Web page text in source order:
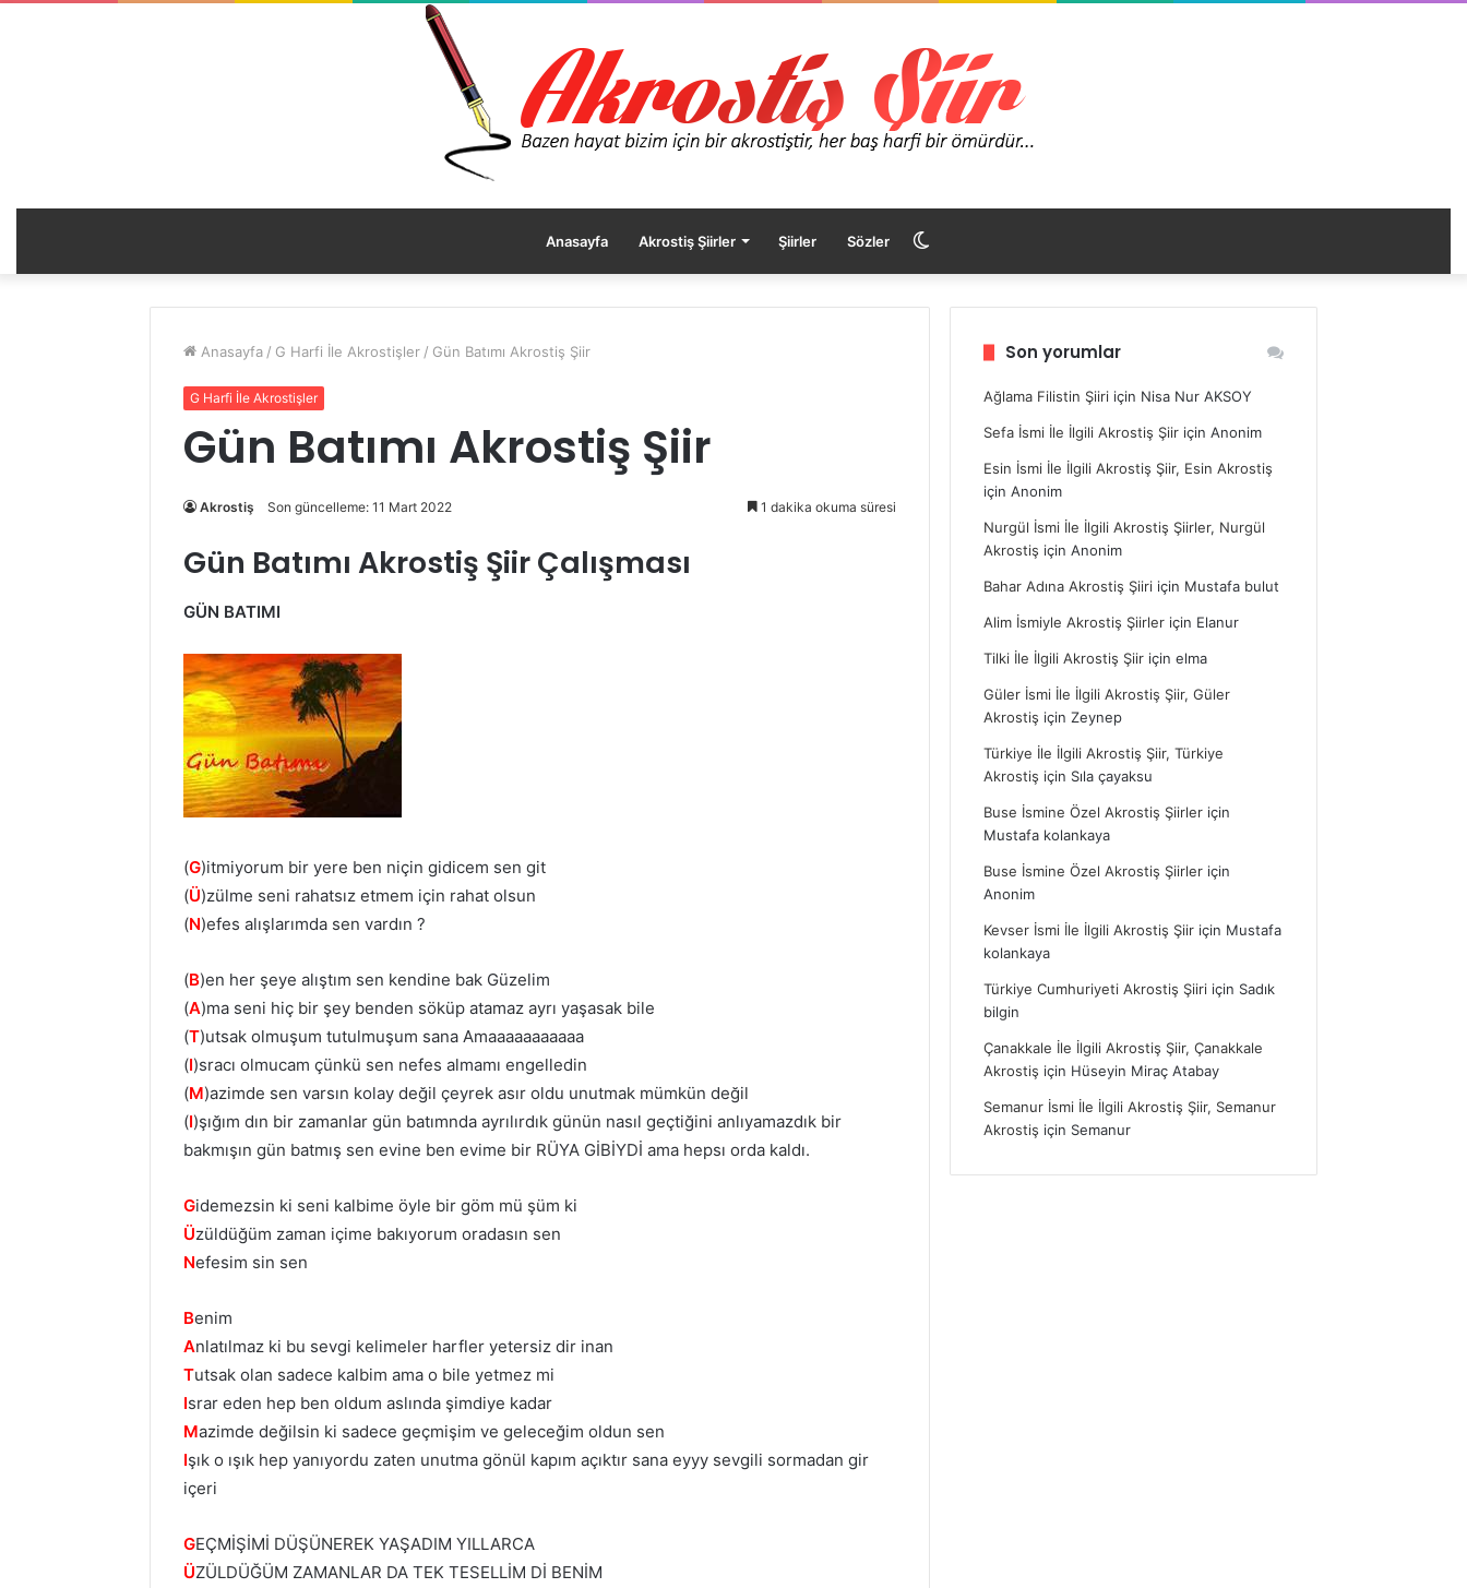
Anasayfa Akrostiş Şiirler Şiirler Sözler
görünümü
Anasayfa / G Harfi İle Akrostişler / Gün Batımı Akrostiş Şiir
G Harfi İle Akrostişler
Gün Batımı Akrostiş Şiir
Akrostiş Son güncelleme: 11 Mart 2022 1 dakika okuma süresi
Gün Batımı Akrostiş Şiir Çalışması
GÜN BATIMI
(G)itmiyorum bir yere ben niçin gidicem sen git
(Ü)zülme seni rahatsız etmem için rahat olsun
(N)efes alışlarımda sen vardın ?
(B)en her şeye alıştım sen kendine bak Güzelim
(A)ma seni hiç bir şey benden söküp atamaz ayrı yaşasak bile
(T)utsak olmuşum tutulmuşum sana Amaaaaaaaaaaa
(I)sracı olmucam çünkü sen nefes almamı engelledin
(M)azimde sen varsın kolay değil çeyrek asır oldu unutmak mümkün değil
(I)şığım dın bir zamanlar gün batımnda ayrılırdık günün nasıl geçtiğini anlıyamazdık bir
bakmışın gün batmış sen evine ben evime bir RÜYA GİBİYDİ ama hepsı orda kaldı.
Gidemezsin ki seni kalbime öyle bir göm mü şüm ki
Üzüldüğüm zaman içime bakıyorum oradasın sen
Nefesim sin sen
Benim
Anlatılmaz ki bu sevgi kelimeler harfler yetersiz dir inan
Tutsak olan sadece kalbim ama o bile yetmez mi
Israr eden hep ben oldum aslında şimdiye kadar
Mazimde değilsin ki sadece geçmişim ve geleceğim oldun sen
Işık o ışık hep yanıyordu zaten unutma gönül kapım açıktır sana eyyy sevgili sormadan gir
içeri
GEÇMİŞİMİ DÜŞÜNEREK YAŞADIM YILLARCA
ÜZÜLDÜĞÜM ZAMANLAR DA TEK TESELLİM Dİ BENİM
Son yorumlar
Ağlama Filistin Şiiri için Nisa Nur AKSOY
Sefa İsmi İle İlgili Akrostiş Şiir içinAnonim
Esin İsmi İle İlgili Akrostiş Şiir, Esin Akrostiş
içinAnonim
Nurgül İsmi İle İlgili Akrostiş Şiirler, Nurgül
Akrostiş içinAnonim
Bahar Adına Akrostiş Şiiri için Mustafa bulut
Alim İsmiyle Akrostiş Şiirler için Elanur
Tilki İle İlgili Akrostiş Şiir içinelma
Güler İsmi İle İlgili Akrostiş Şiir, Güler
Akrostiş içinZeynep
Türkiye İle İlgili Akrostiş Şiir, Türkiye
Akrostiş için Sıla çayaksu
Buse İsmine Özel Akrostiş Şiirler için
Mustafa kolankaya
Buse İsmine Özel Akrostiş Şiirler için
Anonim
Kevser İsmi İle İlgili Akrostiş Şiir için Mustafa
kolankaya
Türkiye Cumhuriyeti Akrostiş Şiiri için Sadık
bilgin
Çanakkale İle İlgili Akrostiş Şiir, Çanakkale
Akrostiş için Hüseyin Miraç Atabay
Semanur İsmi İle İlgili Akrostiş Şiir, Semanur
Akrostiş için Semanur